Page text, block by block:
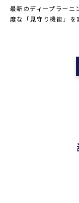
最新のディープラーニ
度な「見守り機能」を